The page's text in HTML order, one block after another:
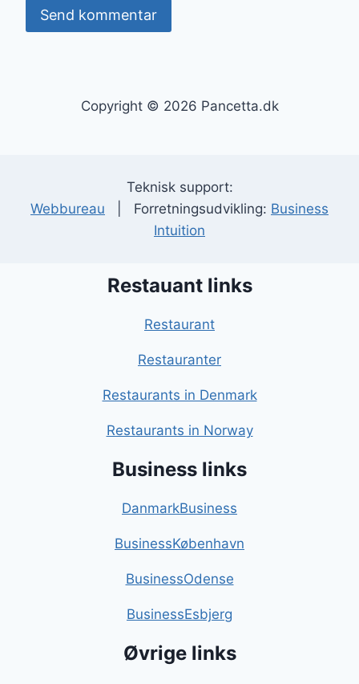
Copyright © 2026 Pancetta.dk
Teknisk support:
Webbureau | Forretningsudvikling: Business
Intuition
Restauant links
Restaurant
Restauranter
Restaurants in Denmark
Restaurants in Norway
Business links
DanmarkBusiness
BusinessKøbenhavn
BusinessOdense
BusinessEsbjerg
Øvrige links